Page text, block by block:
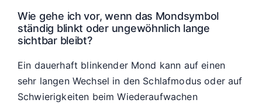
Wie gehe ich vor, wenn das Mondsymbol
ständig blinkt oder ungewöhnlich lange
sichtbar bleibt?
Ein dauerhaft blinkender Mond kann auf einen
sehr langen Wechsel in den Schlafmodus oder auf
Schwierigkeiten beim Wiederaufwachen